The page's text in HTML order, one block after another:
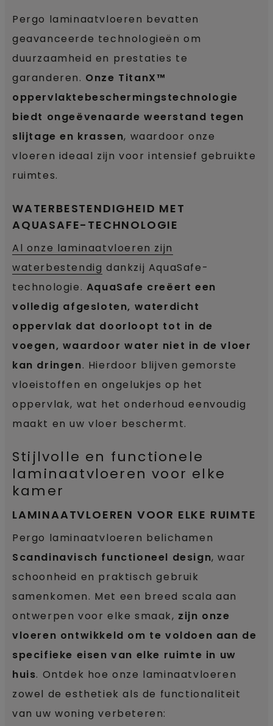
Pergo laminaatvloeren bevatten
geavanceerde technologieën om
duurzaamheid en prestaties te
garanderen. Onze TitanX™
oppervlaktebeschermingstechnologie
biedt ongeëvenaarde weerstand tegen
slijtage en krassen, waardoor onze
vloeren ideaal zijn voor intensief gebruikte
ruimtes.
WATERBESTENDIGHEID MET
AQUASAFE-TECHNOLOGIE
Al onze laminaatvloeren zijn
waterbestendig dankzij AquaSafe-
technologie. AquaSafe creëert een
volledig afgesloten, waterdicht
oppervlak dat doorloopt tot in de
voegen, waardoor water niet in de vloer
kan dringen. Hierdoor blijven gemorste
vloeistoffen en ongelukjes op het
oppervlak, wat het onderhoud eenvoudig
maakt en uw vloer beschermt.
Stijlvolle en functionele
laminaatvloeren voor elke
kamer
LAMINAATVLOEREN VOOR ELKE RUIMTE
Pergo laminaatvloeren belichamen
Scandinavisch functioneel design, waar
schoonheid en praktisch gebruik
samenkomen. Met een breed scala aan
ontwerpen voor elke smaak, zijn onze
vloeren ontwikkeld om te voldoen aan de
specifieke eisen van elke ruimte in uw
huis. Ontdek hoe onze laminaatvloeren
zowel de esthetiek als de functionaliteit
van uw woning verbeteren: